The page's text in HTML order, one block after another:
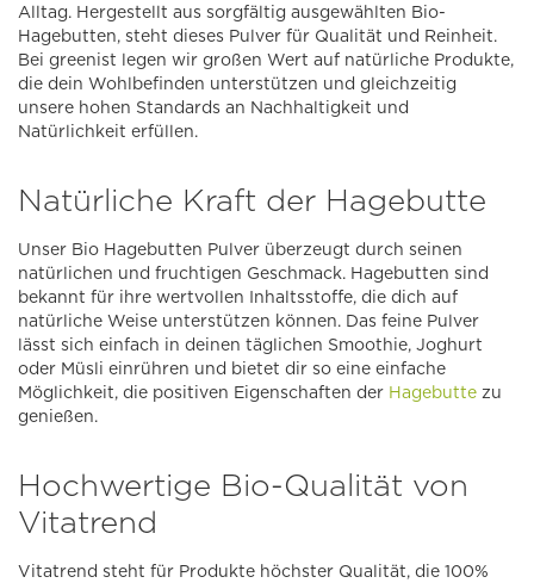
Alltag. Hergestellt aus sorgfältig ausgewählten Bio-
Hagebutten, steht dieses Pulver für Qualität und Reinheit.
Bei greenist legen wir großen Wert auf natürliche Produkte,
die dein Wohlbefinden unterstützen und gleichzeitig
unsere hohen Standards an Nachhaltigkeit und
Natürlichkeit erfüllen.
Natürliche Kraft der Hagebutte
Unser Bio Hagebutten Pulver überzeugt durch seinen
natürlichen und fruchtigen Geschmack. Hagebutten sind
bekannt für ihre wertvollen Inhaltsstoffe, die dich auf
natürliche Weise unterstützen können. Das feine Pulver
lässt sich einfach in deinen täglichen Smoothie, Joghurt
oder Müsli einrühren und bietet dir so eine einfache
Möglichkeit, die positiven Eigenschaften der Hagebutte zu
genießen.
Hochwertige Bio-Qualität von
Vitatrend
Vitatrend steht für Produkte höchster Qualität, die 100%